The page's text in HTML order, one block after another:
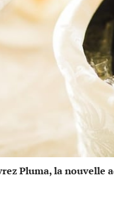
Pluma, la nouvelle